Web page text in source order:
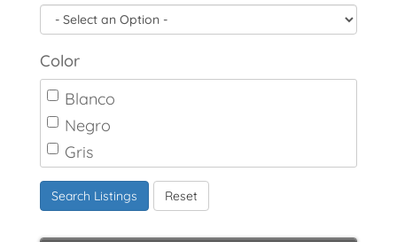
Color
Blanco
Negro
Gris
Marrón
Canela
Search Listings Reset